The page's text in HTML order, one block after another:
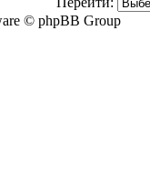
© phpBB Group